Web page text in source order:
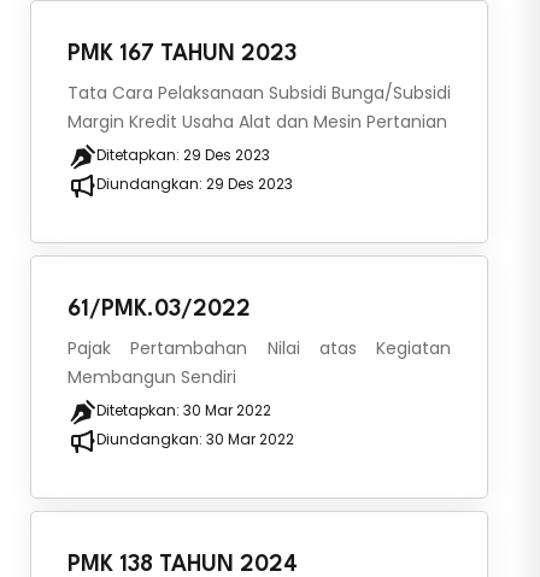
PMK 167 TAHUN 2023
Tata Cara Pelaksanaan Subsidi Bunga/Subsidi
Margin Kredit Usaha Alat dan Mesin Pertanian
Ditetapkan: 29 Des 2023
Diundangkan: 29 Des 2023
61/PMK.03/2022
Pajak Pertambahan Nilai atas Kegiatan
Membangun Sendiri
Ditetapkan: 30 Mar 2022
Diundangkan: 30 Mar 2022
PMK 138 TAHUN 2024